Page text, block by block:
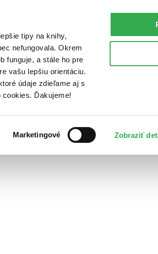
tipy na knihy,
nefungovala. Okrem
funguje, a stále ho pre
vašu lepšiu orientáciu.
údaje zdieľame aj s
Ďakujeme!
Marketingové Zobraziť